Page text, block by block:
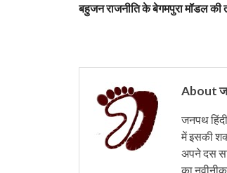
बहुजन राजनीति के बेगमपुरा मॉडल की
About
जनपथ
में इसकी
अपने दस
का